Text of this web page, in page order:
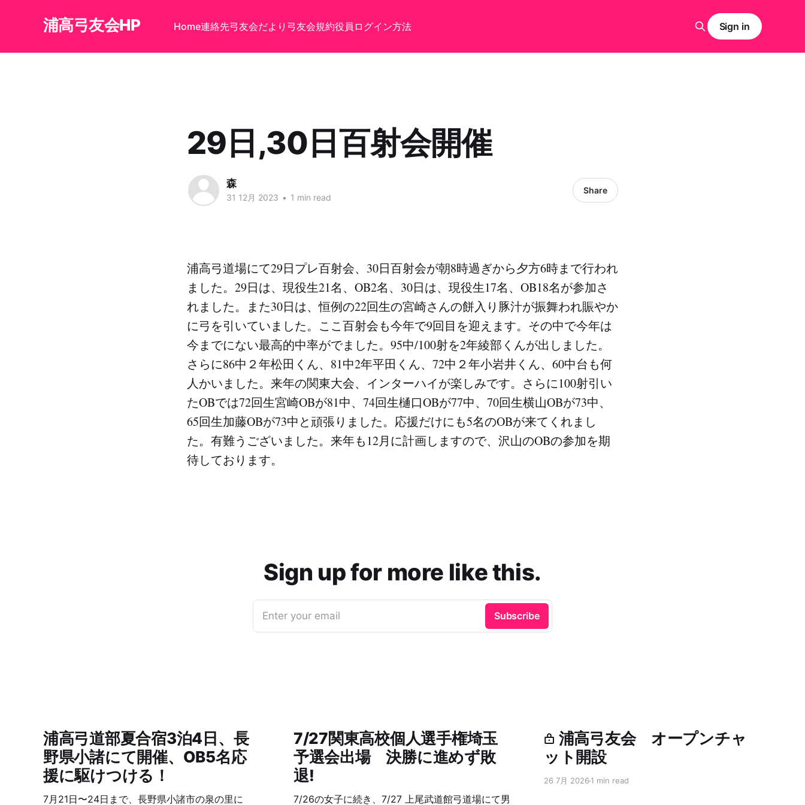
浦高弓友会HP Home連絡先弓友会だより 弓友会規約役員 ログイン方法 Sign in
29日,30日百射会開催
森
31 12月 2023 • 1 min read
Share
浦高弓道場にて29日プレ百射会、30日百射会が朝8時過ぎから夕方6時まで行われ
ました。29日は、現役生21名、OB2名、30日は、現役生17名、OB18名が参加さ
れました。また30日は、恒例の22回生の宮崎さんの餅入り豚汁が振舞われ賑やか
に弓を引いていました。ここ百射会も今年で9回目を迎えます。その中で今年は
今までにない最高的中率がでました。95中/100射を2年綾部くんが出しました。
さらに86中２年松田くん、81中2年平田くん、72中２年小岩井くん、60中台も何
人かいました。来年の関東大会、インターハイが楽しみです。さらに100射引い
たOBでは72回生宮崎OBが81中、74回生樋口OBが77中、70回生横山OBが73中、
65回生加藤OBが73中と頑張りました。応援だけにも5名のOBが来てくれまし
た。有難うございました。来年も12月に計画しますので、沢山のOBの参加を期
待しております。
Sign up for more like this.
Enter your email Subscribe
浦高弓道部夏合宿3泊4日、長
野県小諸にて開催、OB5名応
援に駆けつける！
7月21日〜24日まで、長野県小諸市の泉の里に
7/27関東高校個人選手権埼玉
予選会出場 決勝に進めず敗
退!
7/26の女子に続き、7/27 上尾武道館弓道場にて男
浦高弓友会 オープンチャ
ット開設
26 7月 20261 min read